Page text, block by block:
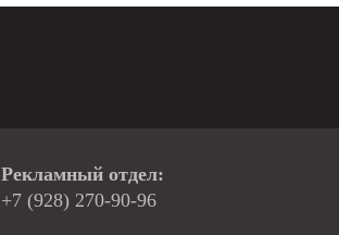
Рекламный отдел:
+7 (928) 270-90-96